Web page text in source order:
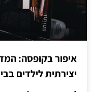
איפור בקופסה:
יצירתית לילדים